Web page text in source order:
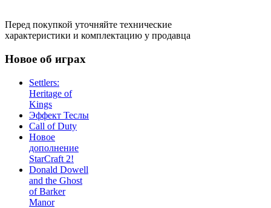
Перед покупкой уточняйте технические
характеристики и комплектацию у продавца
Новое об играх
Settlers:
Heritage of
Kings
Эффект Теслы
Call of Duty
Новое
дополнение
StarCraft 2!
Donald Dowell
and the Ghost
of Barker
Manor